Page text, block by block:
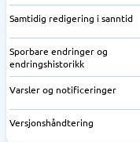
Samtidig redigering i sanntid
Sporbare endringer og
endringshistorikk
Varsler og notificeringer
Versjonshåndtering